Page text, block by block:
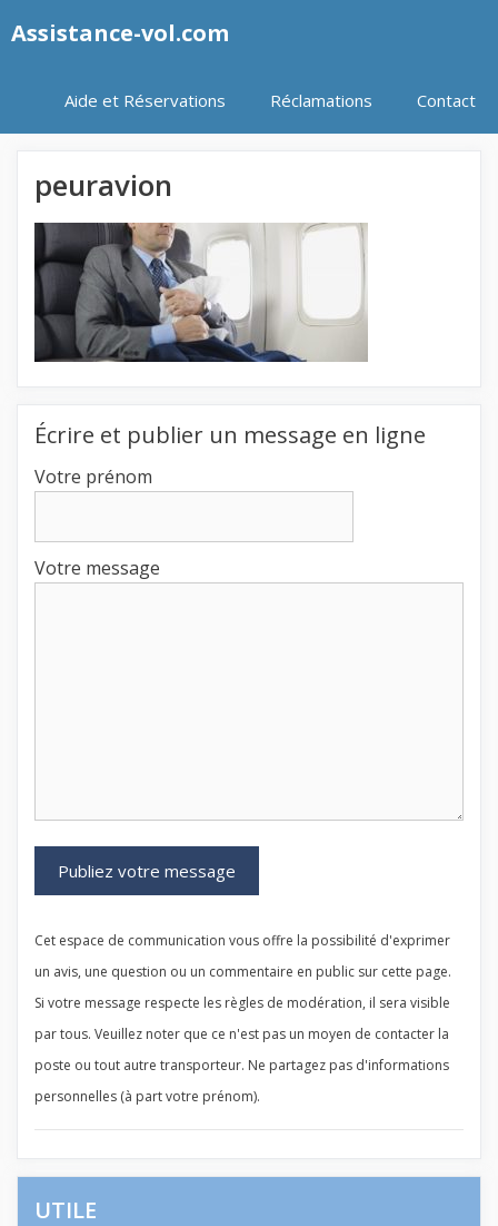
auAssistance-vol.com
Aide et Réservations Réclamations Contact
peuravion
Écrire et publier un message en ligne
Votre prénom
Votre message
Cet espace de communication vous offre la possibilité d'exprimer
un avis, une question ou un commentaire en public sur cette page.
Si votre message respecte les règles de modération, il sera visible
par tous. Veuillez noter que ce n'est pas un moyen de contacter la
poste ou tout autre transporteur. Ne partagez pas d'informations
personnelles (à part votre prénom).
UTILE